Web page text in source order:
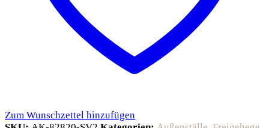
Zum Wunschzettel hinzufügen